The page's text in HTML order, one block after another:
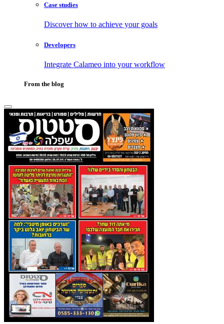
Case studies
Discover how to achieve your goals
Developers
Integrate Calameo into your workflow
From the blog